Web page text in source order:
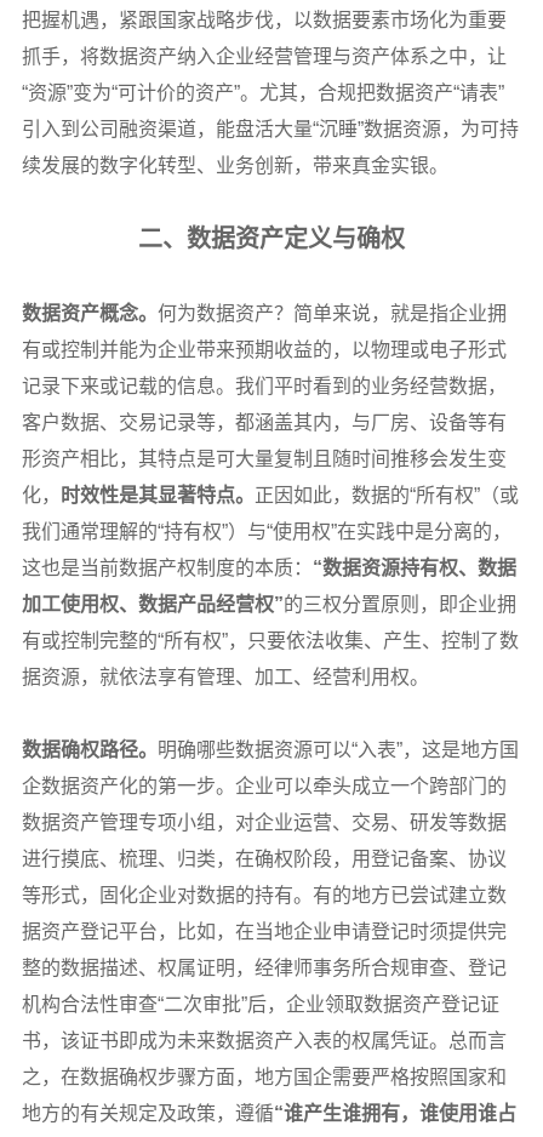
把握机遇，紧跟国家战略步伐，以数据要素市场化为重要
抓手，将数据资产纳入企业经营管理与资产体系之中，让
“资源”变为“可计价的资产”。尤其，合规把数据资产“请表”
引入到公司融资渠道，能盘活大量“沉睡”数据资源，为可持
续发展的数字化转型、业务创新，带来真金实银。
二、数据资产定义与确权
数据资产概念。 何为数据资产？简单来说，就是指企业拥
有或控制并能为企业带来预期收益的，以物理或电子形式
记录下来或记载的信息。我们平时看到的业务经营数据，
客户数据、交易记录等，都涵盖其内，与厂房、设备等有
形资产相比，其特点是可大量复制且随时间推移会发生变
化，
时效性是其显著特点。 正因如此，数据的“所有权”（或
我们通常理解的“持有权”）与“使用权”在实践中是分离的，
这也是当前数据产权制度的本质： “数据资源持有权、数据
加工使用权、数据产品经营权”的三权分置原则，即企业拥
有或控制完整的“所有权”，只要依法收集、产生、控制了数
据资源，就依法享有管理、加工、经营利用权。
数据确权路径。
明确哪些数据资源可以“入表”，这是地方国
企数据资产化的第一步。企业可以牵头成立一个跨部门的
数据资产管理专项小组，对企业运营、交易、研发等数据
进行摸底、梳理、归类，在确权阶段，用登记备案、协议
等形式，固化企业对数据的持有。有的地方已尝试建立数
据资产登记平台，比如，在当地企业申请登记时须提供完
整的数据描述、权属证明，经律师事务所合规审查、登记
机构合法性审查“二次审批”后，企业领取数据资产登记证
书，该证书即成为未来数据资产入表的权属凭证。总而言
之，在数据确权步骤方面，地方国企需要严格按照国家和
地方的有关规定及政策，遵循“谁产生谁拥有，谁使用谁占